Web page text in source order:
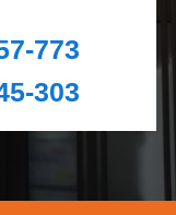
773
303